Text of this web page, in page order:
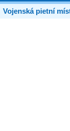
Vojenská pietní